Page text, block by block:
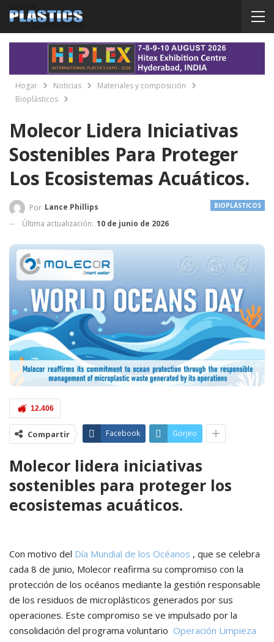
Hogar Noticias
Materiales y composición
Bioplásticos
Molecor Lidera Iniciativas
Sostenibles Para Proteger
Los Ecosistemas Acuáticos.
BIOPLÁSTICOS
Por Lance Phillips
Última actualización: 10 de junio de 2026
12.406
Compartir Facebook Gorjeo
Molecor lidera iniciativas
sostenibles para proteger los
ecosistemas acuáticos.
Con motivo del Día Mundial de los Océanos , que se celebra
cada 8 de junio, Molecor reafirma su compromiso con la
protección de los océanos mediante la gestión responsable
de los residuos de microplásticos generados por sus
operaciones. Este compromiso se ve impulsado por la
consolidación del programa voluntario Operación Limpieza